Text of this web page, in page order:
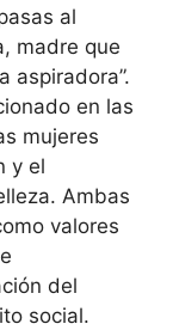
al
madre que
aspiradora”.
en las
mujeres
y el
Ambas
valores
del
social.